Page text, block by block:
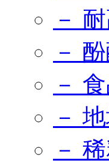
－
－
－
－
－